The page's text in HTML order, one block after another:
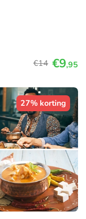
€14 €9,95
27% korting